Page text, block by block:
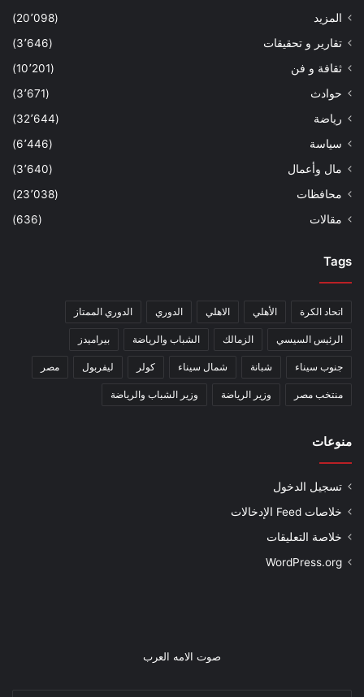
المزيد
(20٬098)
تقارير و تحقيقات
(3٬646)
ثقافة و فن
(10٬201)
حوادث
(3٬671)
رياضة
(32٬644)
سياسة
(6٬446)
مال وأعمال
(3٬640)
محافظات
(23٬038)
مقالات
(636)
Tags
اتحاد الكرة الأهلي الاهلي الدوري الدوري الممتاز
الرئيس السيسي الزمالك الشباب والرياضة بيراميدز
جنوب سيناء شبانة شمال سيناء كولر ليفربول مصر
منتخب مصر وزير الرياضة وزير الشباب والرياضة
منوعات
تسجيل الدخول
خلاصات Feed الإدخالات
خلاصة التعليقات
WordPress.org
صوت الامه العرب